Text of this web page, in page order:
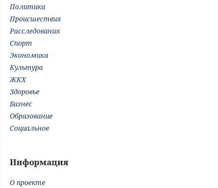
Политика
Происшествия
Расследования
Спорт
Экономика
Культура
ЖКХ
Здоровье
Бизнес
Образование
Социальное
Информация
О проекте